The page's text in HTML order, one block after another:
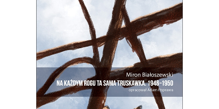
NA KAŻDYM ROGU TA SAMA
TRUSKAWKA
Zupełnie nowe miasto. Jakaś inna
Warszawa na starych śmieciach. Skąd
się wzięła?